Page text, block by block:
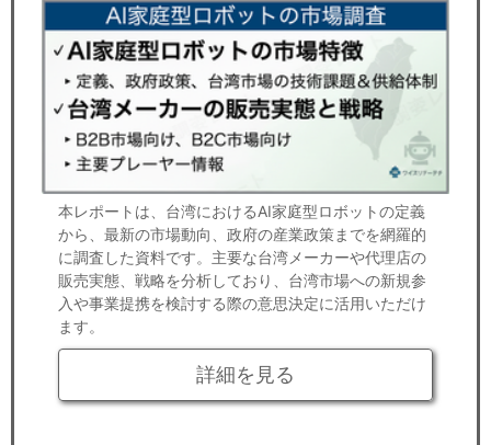
本レポートは、台湾におけるAI家庭型ロボットの定義
から、最新の市場動向、政府の産業政策までを網羅的
に調査した資料です。主要な台湾メーカーや代理店の
販売実態、戦略を分析しており、台湾市場への新規参
入や事業提携を検討する際の意思決定に活用いただけ
ます。
詳細を見る